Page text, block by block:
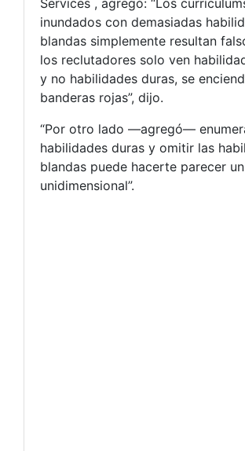
Services , agregó: “Los
inundados con demasiadas
blandas simplemente resultan
los reclutadores solo ven
y no habilidades duras, se
banderas rojas”, dijo.
“Por otro lado —agregó—
habilidades duras y omitir las
blandas puede hacerte parecer
unidimensional”.